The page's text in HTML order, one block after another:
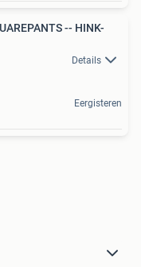
-- HINK-
Details
Eergisteren